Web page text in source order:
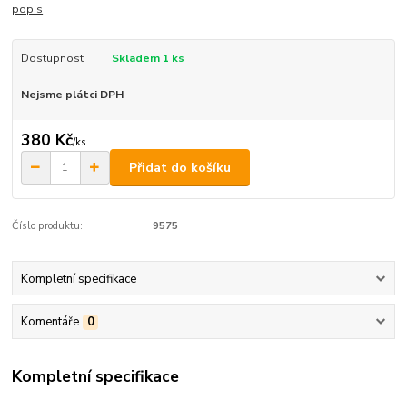
popis
Dostupnost Skladem 1 ks
Nejsme plátci DPH
380 Kč/ks
Přidat do košíku
Číslo produktu: 9575
Kompletní specifikace
Komentáře 0
Kompletní specifikace